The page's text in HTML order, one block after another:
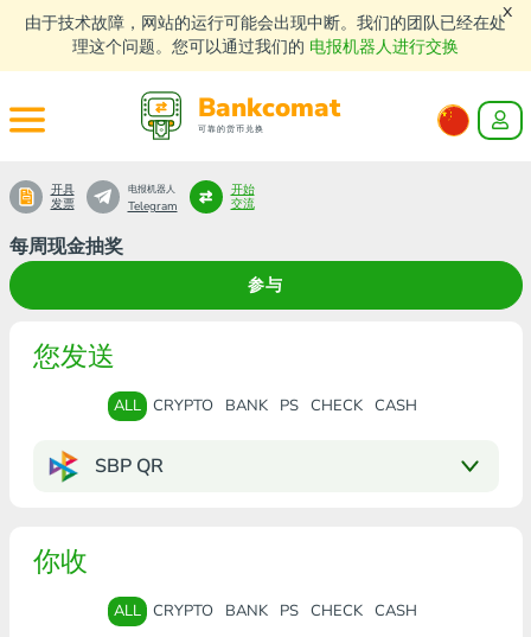
由于技术故障，网站的运行可能会出现中断。我们的团队已经在处
理这个问题。您可以通过我们的 电报机器人进行交换
x
Bankcomat
可靠的货币兑换
每周现金抽奖
参与
开具
发票
电报机器人
Telegram
开始
交流
您发送
ALL CRYPTO BANK PS CHECK CASH
SBP QR
你收
ALL CRYPTO BANK PS CHECK CASH